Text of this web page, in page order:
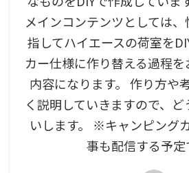
メインコンテンツとしては
指してハイエースの荷室を
カー仕様に作り替える過程
内容になります。 作り方や
く説明していきますので、
いします。 ※キャンピング
事も配信する予定